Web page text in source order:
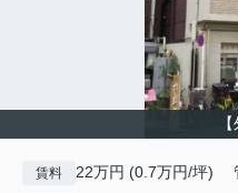
賃料 22万円 (0.7万円/坪)